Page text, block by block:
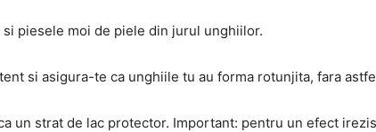
si piesele moi de piele din jurul unghiilor.
si asigura-te ca unghiile tu au forma rotunjita, fara
un strat de lac protector. Important: pentru un efect